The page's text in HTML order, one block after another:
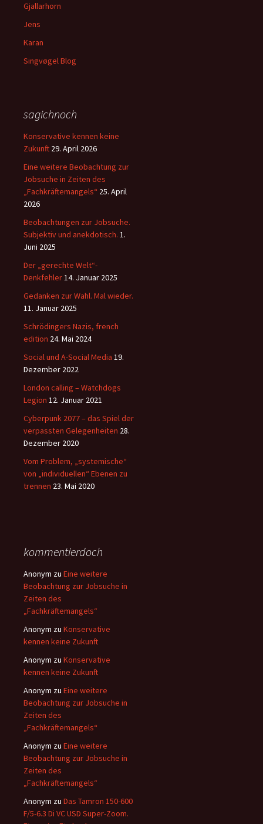
Gjallarhorn
Jens
Karan
Singvøgel Blog
sagichnoch
Konservative kennen keine
Zukunft 29. April 2026
Eine weitere Beobachtung zur
Jobsuche in Zeiten des
„Fachkräftemangels“ 25. April
2026
Beobachtungen zur Jobsuche.
Subjektiv und anekdotisch. 1.
Juni 2025
Der „gerechte Welt“-
Denkfehler14. Januar 2025
Gedanken zur Wahl. Mal wieder.
11. Januar 2025
Schrödingers Nazis, french
edition 24. Mai 2024
Social und A-Social Media 19.
Dezember 2022
London calling – Watchdogs
Legion 12. Januar 2021
Cyberpunk 2077 – das Spiel der
verpassten Gelegenheiten 28.
Dezember 2020
Vom Problem, „systemische“
von „individuellen“ Ebenen zu
trennen 23. Mai 2020
kommentierdoch
Anonym zu Eine weitere
Beobachtung zur Jobsuche in
Zeiten des
„Fachkräftemangels“
Anonym zu Konservative
kennen keine Zukunft
Anonym zu Konservative
kennen keine Zukunft
Anonym zu Eine weitere
Beobachtung zur Jobsuche in
Zeiten des
„Fachkräftemangels“
Anonym zu Eine weitere
Beobachtung zur Jobsuche in
Zeiten des
„Fachkräftemangels“
Anonym zu Das Tamron 150-600
F/5-6.3 Di VC USD Super-Zoom.